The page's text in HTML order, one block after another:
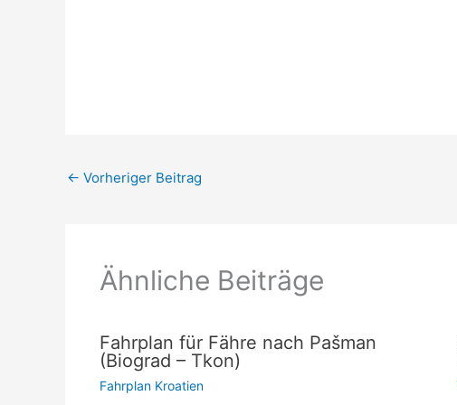
← Vorheriger Beitrag
Ähnliche Beiträge
Fahrplan für Fähre nach Pašman
(Biograd – Tkon)
Fahrplan Kroatien